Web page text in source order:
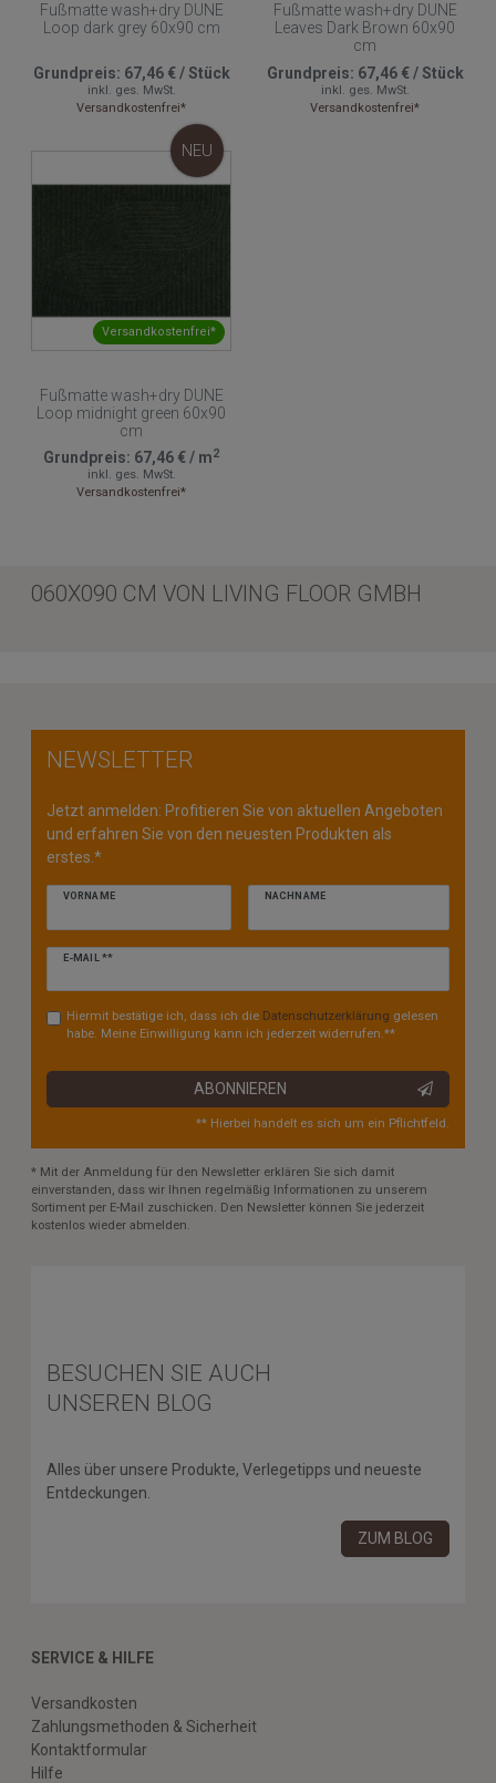
Fußmatte wash+dry DUNE
Loop dark grey 60x90 cm
Grundpreis: 67,46 €/Stück
inkl. ges. MwSt.
Versandkostenfrei*
Fußmatte wash+dry DUNE
Leaves Dark Brown 60x90
cm
Grundpreis: 67,46 €/Stück
inkl. ges. MwSt.
Versandkostenfrei*
Versandkostenfrei*
NEU
Fußmatte wash+dry DUNE
Loop midnight green 60x90
cm
Grundpreis: 67,46 €/ m2
inkl. ges. MwSt.
Versandkostenfrei*
060X090 CM VON LIVING FLOOR GMBH
NEWSLETTER
Jetzt anmelden: Profitieren Sie von aktuellen Angeboten
und erfahren Sie von den neuesten Produkten als
erstes.*
VORNAME NACHNAME
E-MAIL **
Newsletter
Hiermit bestätige ich, dass ich die Daten­schutz­erklärung gelesen
habe. Meine Einwilligung kann ich jederzeit widerrufen.**
ABONNIEREN
** Hierbei handelt es sich um ein Pflichtfeld.
* Mit der Anmeldung für den Newsletter erklären Sie sich damit
einverstanden, dass wir Ihnen regelmäßig Informationen zu unserem
Sortiment per E-Mail zuschicken. Den Newsletter können Sie jederzeit
kostenlos wieder abmelden.
BESUCHEN SIE AUCH
UNSEREN BLOG
Alles über unsere Produkte, Verlegetipps und neueste
Entdeckungen.
ZUM BLOG
SERVICE & HILFE
Versandkosten
Zahlungsmethoden & Sicherheit
Kontaktformular
Hilfe